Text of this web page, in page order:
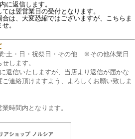
に返信します。
は翌営業日の受付となります。
は、大変恐縮ではございますが、こちらま
。
土・日・祝祭日・その他 ※その他休業日
します。
返信いたしますが、当店より返信が届かな
連絡頂けますよう、よろしくお願い致しま
時間内となります。